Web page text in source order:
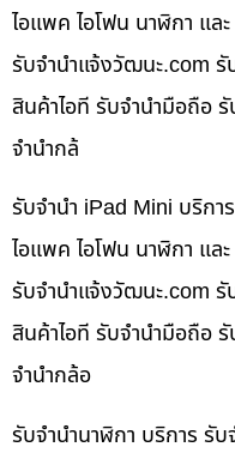
ไอแพค ไอโฟน นาฬิกา แล
รับจํานําแจ้งวัฒนะ.com รั
สินค้าไอที รับจำนำมือถือ
จำนำกล้
รับจำนำ iPad Mini บริกา
ไอแพค ไอโฟน นาฬิกา แล
รับจํานําแจ้งวัฒนะ.com รั
สินค้าไอที รับจำนำมือถือ
จำนำกล้อ
รับจำนำนาฬิกา บริการ รั